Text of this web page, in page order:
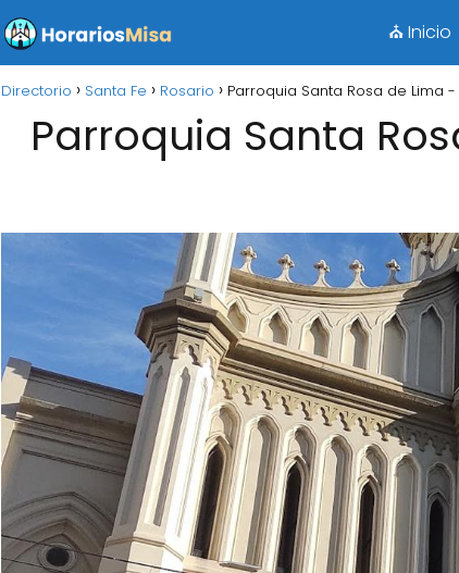
⛪ Inicio
Directorio Santa Fe Rosario Parroquia Santa Rosa de Lima
Parroquia Santa